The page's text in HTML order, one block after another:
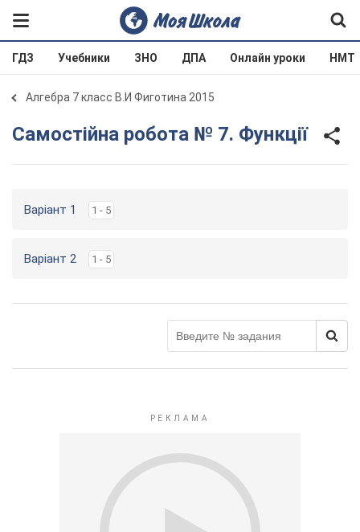
ГДЗ Учебники ЗНО ДПА Онлайн уроки НМТ
Алгебра 7 класс В.И Фиготина 2015
Самостійна робота № 7. Функції
Варіант 1 1 - 5
Варіант 2 1 - 5